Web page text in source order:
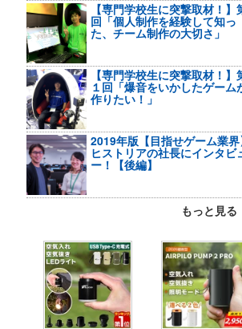
【専門学校生に突撃取材！】
回「個人制作を経験して知っ
た、チーム制作の大切さ」
【専門学校生に突撃取材！】
１回「爆音をいかしたゲーム
作りたい！」
2019年版【目指せゲーム業界
ヒストリアの社長にインタビ
ー！【後編】
もっと見る